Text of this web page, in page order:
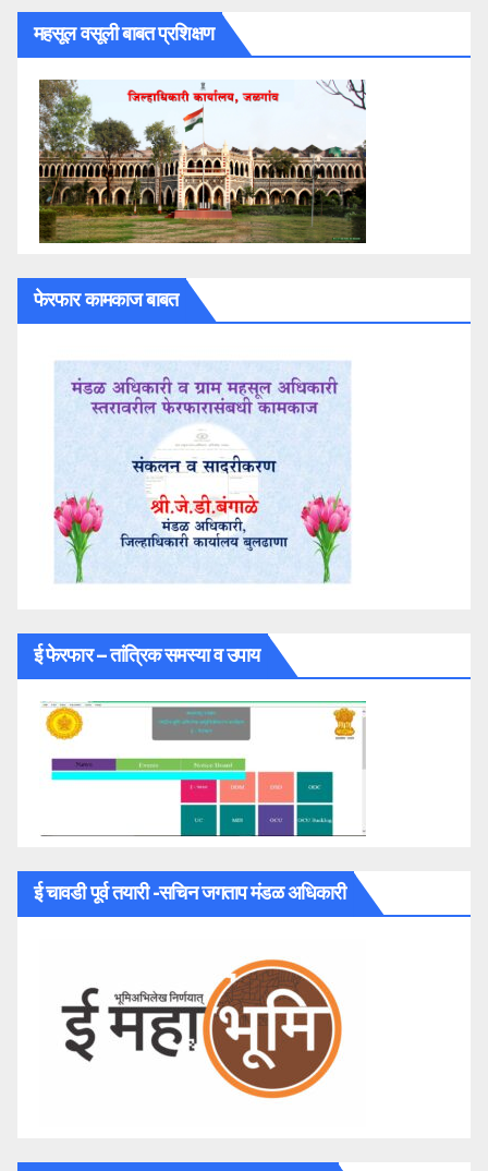
महसूल वसूली बाबत प्रशिक्षण
फेरफार कामकाज बाबत
ई फेरफार – तांत्रिक समस्या व उपाय
ई चावडी पूर्व तयारी -सचिन जगताप मंडळ अधिकारी